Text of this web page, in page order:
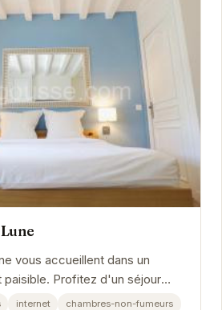
vous accueillent dans un
paisible. Profitez d'un séjour
chambres confortables et bien...
internet
chambres-non-fumeurs